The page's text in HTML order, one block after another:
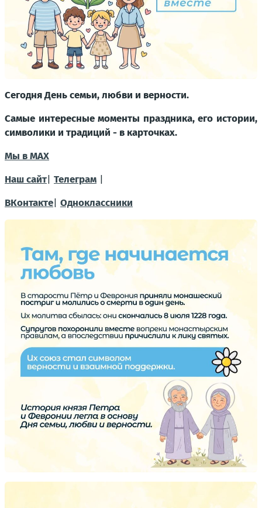
Сегодня День семьи, любви и верности.
Самые интересные моменты праздника, его истории,
символики и традиций - в карточках.
Мы в MAX
Наш сайт Телеграм
ВКонтакте Одноклассники